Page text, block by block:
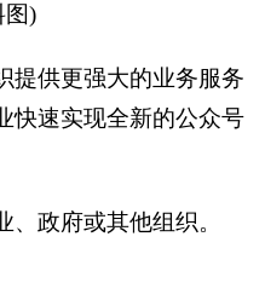
图)
提供更强大的业务服务
快速实现全新的公众号
政府或其他组织。